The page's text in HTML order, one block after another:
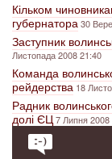
Кільком
губернатора30
Заступник
Листопада 2008 21:40
Команда
рейдерства 18
Радник
долі ЄЦ7 Липня 2008